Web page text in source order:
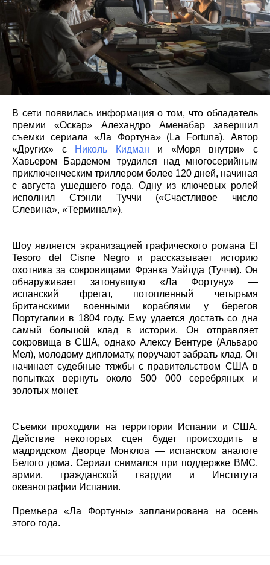
В сети появилась информация о том, что обладатель
премии «Оскар» Алехандро Аменабар завершил
съемки сериала «Ла Фортуна» (La Fortuna). Автор
«Других» с
Николь Кидман и «Моря внутри» с
Хавьером Бардемом трудился над многосерийным
приключенческим триллером более 120 дней, начиная
с августа ушедшего года. Одну из ключевых ролей
исполнил Стэнли Туччи («Счастливое число
Слевина», «Терминал»).
Шоу является экранизацией графического романа El
Tesoro del Cisne Negro и рассказывает историю
охотника за сокровищами Фрэнка Уайлда (Туччи). Он
обнаруживает затонувшую «Ла Фортуну» —
испанский фрегат, потопленный четырьмя
британскими военными кораблями у берегов
Португалии в 1804 году. Ему удается достать со дна
самый большой клад в истории. Он отправляет
сокровища в США, однако Алексу Вентуре (Альваро
Мел), молодому дипломату, поручают забрать клад. Он
начинает судебные тяжбы с правительством США в
попытках вернуть около 500 000 серебряных и
золотых монет.
Съемки проходили на территории Испании и США.
Действие некоторых сцен будет происходить в
мадридском Дворце Монклоа — испанском аналоге
Белого дома. Сериал снимался при поддержке ВМС,
армии, гражданской гвардии и Института
океанографии Испании.
Премьера «Ла Фортуны» запланирована на осень
этого года.